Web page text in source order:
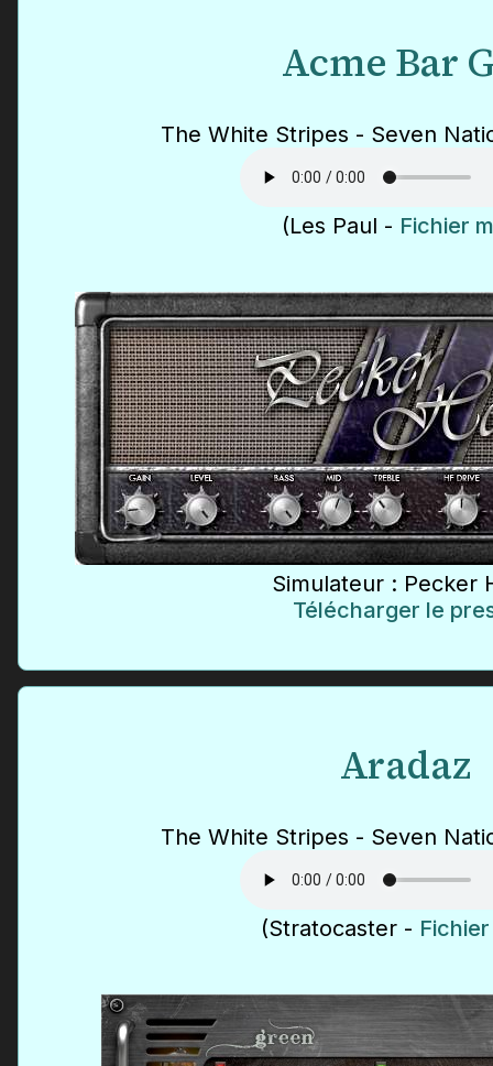
Acme Bar
The White Stripes - Seven
(Les Paul - Fichier
Simulateur : Pecker
Télécharger le
Aradaz
The White Stripes - Seven
(Stratocaster -